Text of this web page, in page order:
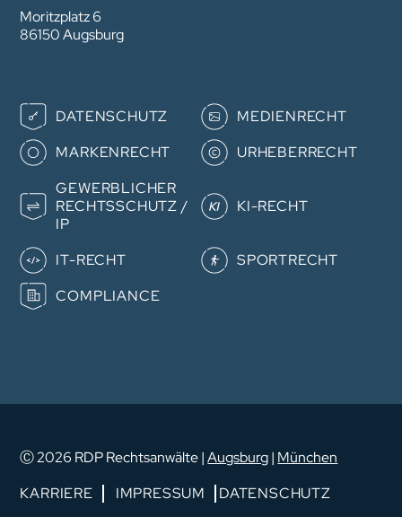
Moritzplatz 6
86150 Augsburg
Navigation
überspringen
DATENSCHUTZ
MEDIENRECHT
MARKENRECHT
URHEBERRECHT
GEWERB­­LICHER
RECHTS­­SCHUTZ /
IP
KI-RECHT
IT-RECHT
SPORTRECHT
COMPLIANCE
Ⓒ 2026 RDP Rechtsanwälte |Augsburg| München
Navigation
KARRIERE IMPRESSUM DATENSCHUTZ